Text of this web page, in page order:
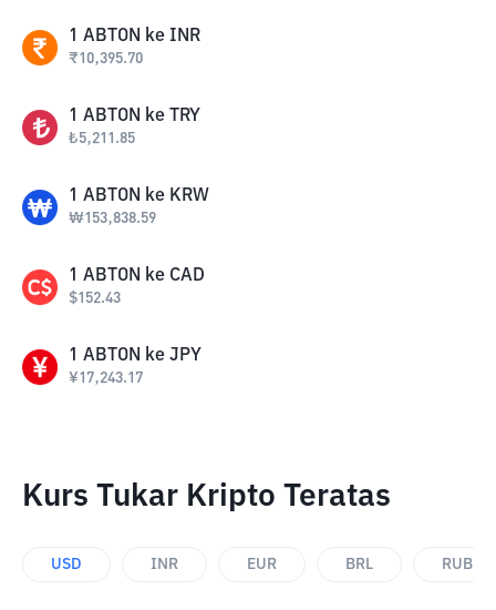
1 ABTON ke INR
₹10,395.70
1 ABTON ke TRY
₺5,211.85
1 ABTON ke KRW
₩153,838.59
1 ABTON ke CAD
$152.43
1 ABTON ke JPY
¥17,243.17
Kurs Tukar Kripto Teratas
USD INR EUR BRL RUB